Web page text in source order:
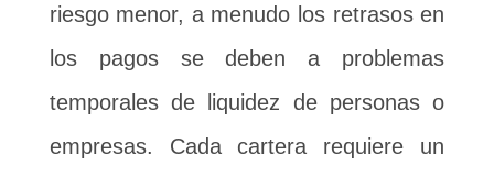
riesgo menor, a menudo los retrasos en
los pagos se deben a problemas
temporales de liquidez de personas o
empresas. Cada cartera requiere un